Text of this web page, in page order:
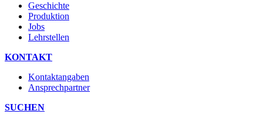
Geschichte
Produktion
Jobs
Lehrstellen
KONTAKT
Kontaktangaben
Ansprechpartner
SUCHEN